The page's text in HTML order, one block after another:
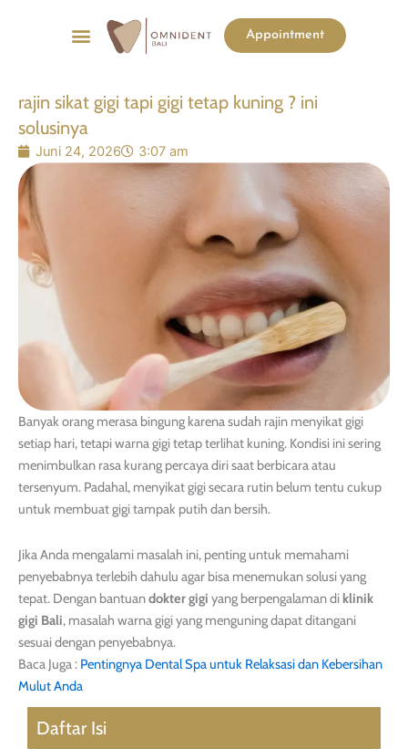
Menu Appointment
rajin sikat gigi tapi gigi tetap kuning ? ini
solusinya
Juni 24, 2026 3:07 am
Banyak orang merasa bingung karena sudah rajin menyikat gigi
setiap hari, tetapi warna gigi tetap terlihat kuning. Kondisi ini sering
menimbulkan rasa kurang percaya diri saat berbicara atau
tersenyum. Padahal, menyikat gigi secara rutin belum tentu cukup
untuk membuat gigi tampak putih dan bersih.
Jika Anda mengalami masalah ini, penting untuk memahami
penyebabnya terlebih dahulu agar bisa menemukan solusi yang
tepat. Dengan bantuandokter gigi yang berpengalaman di klinik
gigi Bali, masalah warna gigi yang menguning dapat ditangani
sesuai dengan penyebabnya.
Baca Juga : Pentingnya Dental Spa untuk Relaksasi dan Kebersihan
Mulut Anda
Daftar Isi